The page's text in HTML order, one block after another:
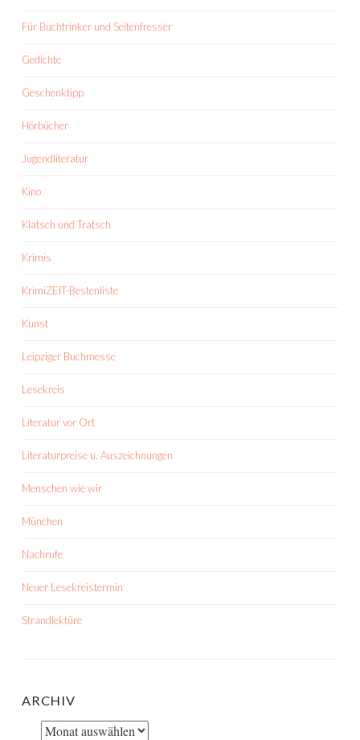
Für Buchtrinker und Seitenfresser
Gedichte
Geschenktipp
Hörbücher
Jugendliteratur
Kino
Klatsch und Tratsch
Krimis
KrimiZEIT-Bestenliste
Kunst
Leipziger Buchmesse
Lesekreis
Literatur vor Ort
Literaturpreise u. Auszeichnungen
Menschen wie wir
München
Nachrufe
Neuer Lesekreistermin
Strandlektüre
ARCHIV
Archiv